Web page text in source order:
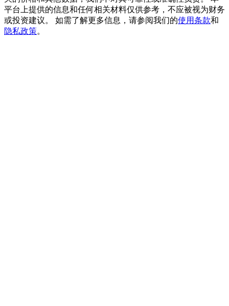
貴金屬財富季 · 交易巔峰賽
抽獎衝榜 · 贏33,333 USDT
平台上提供的信息和任何相关材料仅供参考，不应被视为财务
或投资建议。 如需了解更多信息，请参阅我们的使用条款和
隐私政策。